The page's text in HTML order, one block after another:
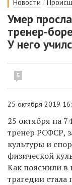
Новости
Умер
тренер-
У него
5
25 октября 2019
25 октября на
тренер РСФСР,
культуры и
физической
Как пояснили в
трагедии стала